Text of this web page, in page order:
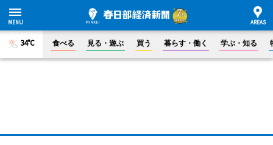
34°C 食べる 見る・遊ぶ 買う 暮らす・働く 学ぶ・知る